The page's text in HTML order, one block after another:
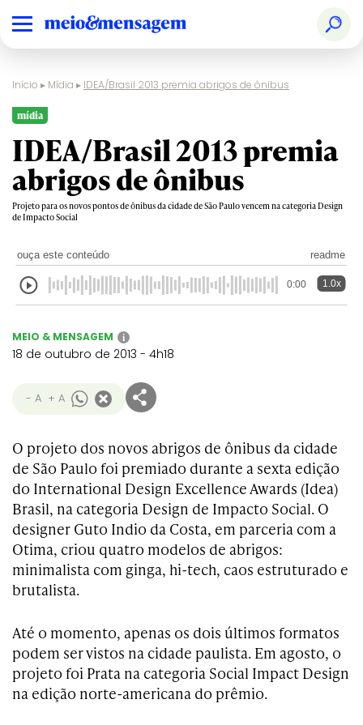
Início ▸ Mídia ▸ IDEA/Brasil 2013 premia abrigos de ônibus
mídia
IDEA/Brasil 2013 premia
abrigos de ônibus
Projeto para os novos pontos de ônibus da cidade de São Paulo vencem na categoria Design
de Impacto Social
ouça este conteúdo readme
0:00 1.0x
MEIO & MENSAGEM i
18 de outubro de 2013 - 4h18
- A + A
O projeto dos novos abrigos de ônibus da cidade
de São Paulo foi premiado durante a sexta edição
do International Design Excellence Awards (Idea)
Brasil, na categoria Design de Impacto Social. O
designer Guto Indio da Costa, em parceria com a
Otima, criou quatro modelos de abrigos:
minimalista com ginga, hi-tech, caos estruturado e
brutalista.
Até o momento, apenas os dois últimos formatos
podem ser vistos na cidade paulista. Em agosto, o
projeto foi Prata na categoria Social Impact Design
na edição norte-americana do prêmio.